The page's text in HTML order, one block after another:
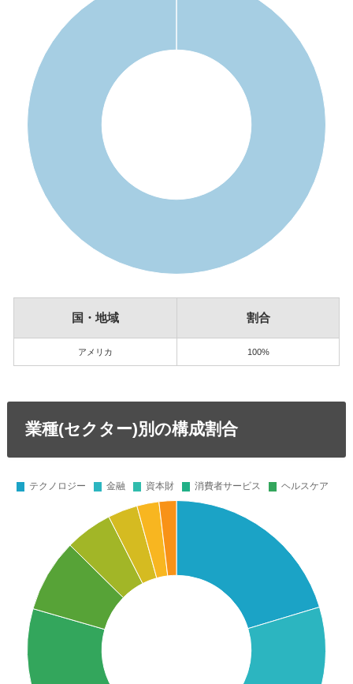
国・地域 割合
アメリカ 100%
業種(セクター)別の構成割合